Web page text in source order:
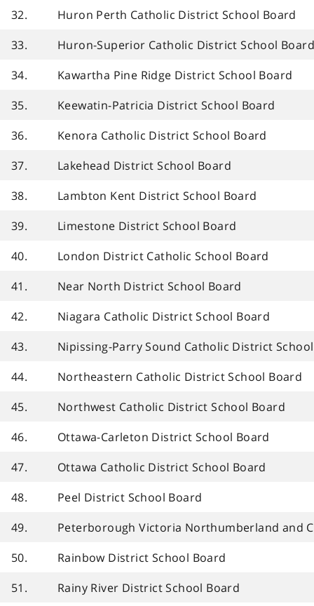
32.
Huron Perth Catholic District School Board
33.
Huron-Superior Catholic District School Board
34.
Kawartha Pine Ridge District School Board
35.
Keewatin-Patricia District School Board
36.
Kenora Catholic District School Board
37.
Lakehead District School Board
38.
Lambton Kent District School Board
39.
Limestone District School Board
40.
London District Catholic School Board
41.
Near North District School Board
42.
Niagara Catholic District School Board
43.
Nipissing-Parry Sound Catholic District
44.
Northeastern Catholic District School Board
45.
Northwest Catholic District School Board
46.
Ottawa-Carleton District School Board
47.
Ottawa Catholic District School Board
48.
Peel District School Board
49.
Peterborough Victoria Northumberland and
50.
Rainbow District School Board
51.
Rainy River District School Board